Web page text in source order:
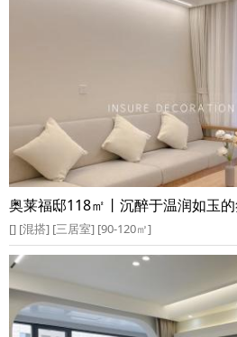
奥莱福邸118㎡丨沉醉于温润如玉
[] [混搭] [三居室] [90-120㎡]